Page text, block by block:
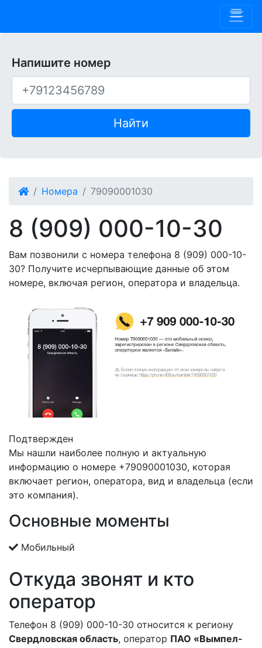
Напишите номер
Найти
Номера 79090001030
8 (909) 000-10-30
Вам позвонили с номера телефона 8 (909) 000-10-
30? Получите исчерпывающие данные об этом
номере, включая регион, оператора и владельца.
Подтвержден
Мы нашли наиболее полную и актуальную
информацию о номере +79090001030, которая
включает регион, оператора, вид и владельца (если
это компания).
Основные моменты
Мобильный
Откуда звонят и кто
оператор
Телефон 8 (909) 000-10-30 относится к региону
Свердловская область, оператор ПАО «Вымпел-